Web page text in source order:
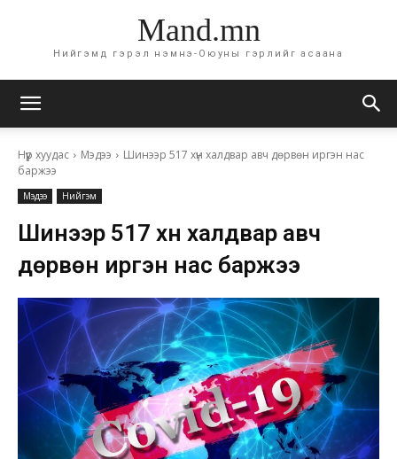
Mand.mn
Нийгэмд гэрэл нэмнэ-Оюуны гэрлийг асаана
Нүүр хуудас Мэдээ
Шинээр 517 хүн халдвар авч дөрвөн иргэн нас
баржээ
Мэдээ Нийгэм
Шинээр 517 хүн халдвар авч
дөрвөн иргэн нас баржээ